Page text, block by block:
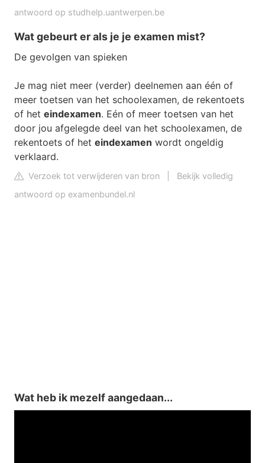
antwoord op studhelp.uantwerpen.be
Wat gebeurt er als je je examen mist?
De gevolgen van spieken
Je mag niet meer (verder) deelnemen aan één of
meer toetsen van het schoolexamen, de rekentoets
of het eindexamen. Eén of meer toetsen van het
door jou afgelegde deel van het schoolexamen, de
rekentoets of het eindexamen wordt ongeldig
verklaard.
Verzoek tot verwijderen van bron
Bekijk volledig
antwoord op examenbundel.nl
Wat heb ik mezelf aangedaan...